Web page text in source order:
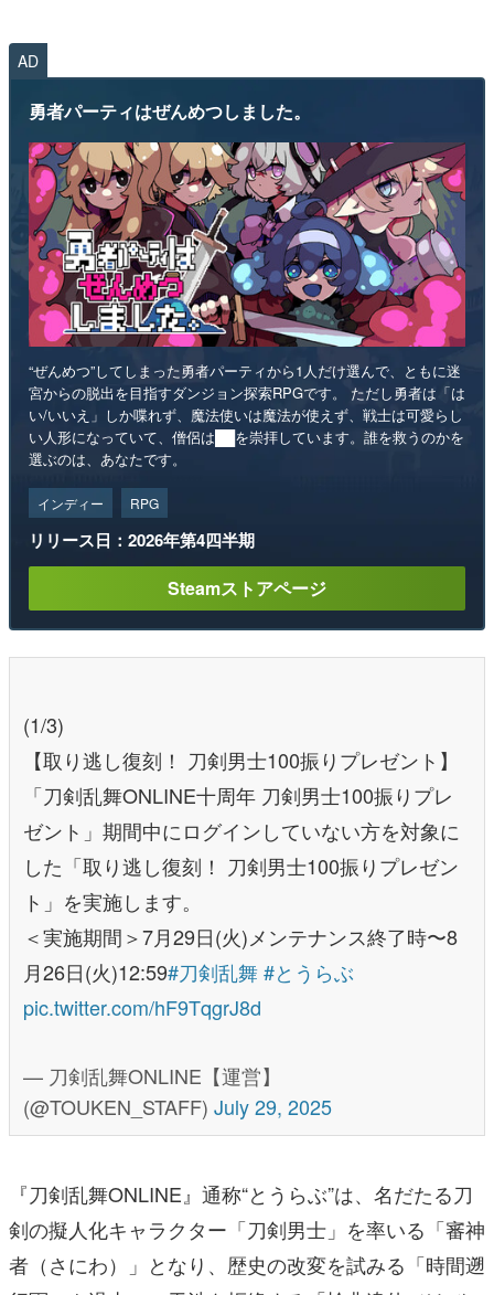
AD
勇者パーティはぜんめつしました。
“ぜんめつ”してしまった勇者パーティから1人だけ選んで、ともに迷
宮からの脱出を目指すダンジョン探索RPGです。 ただし勇者は「は
い/いいえ」しか喋れず、魔法使いは魔法が使えず、戦士は可愛らし
い人形になっていて、僧侶は██を崇拝しています。誰を救うのかを
選ぶのは、あなたです。
インディー RPG
リリース日：2026年第4四半期
Steamストアページ
(1/3)
【取り逃し復刻！ 刀剣男士100振りプレゼント】
「刀剣乱舞ONLINE十周年 刀剣男士100振りプレ
ゼント」期間中にログインしていない方を対象に
した「取り逃し復刻！ 刀剣男士100振りプレゼン
ト」を実施します。
＜実施期間＞7月29日(火)メンテナンス終了時〜8
月26日(火)12:59#刀剣乱舞#とうらぶ
pic.twitter.com/hF9TqgrJ8d
— 刀剣乱舞ONLINE【運営】
(@TOUKEN_STAFF) July 29, 2025
『刀剣乱舞ONLINE』通称“とうらぶ”は、名だたる刀
剣の擬人化キャラクター「刀剣男士」を率いる「審神
者（さにわ）」となり、歴史の改変を試みる「時間遡